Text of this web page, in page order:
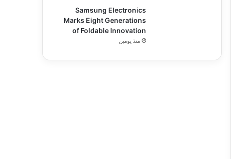
Samsung Electronics
Marks Eight Generations
of Foldable Innovation
منذ يومين